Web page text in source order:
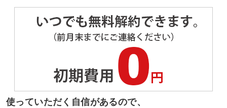
使っていただく自信があるので、